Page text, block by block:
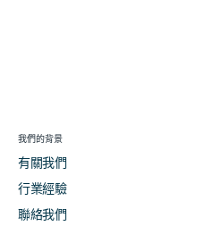
我們的背景
有關我們
行業經驗
聯絡我們